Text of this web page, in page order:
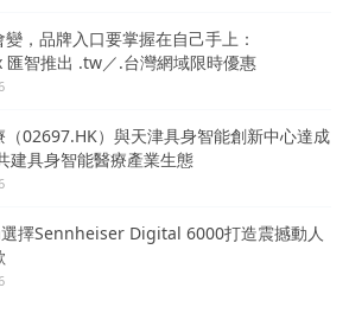
，品牌入口要掌握在自己手上：
智推出 .tw／.台灣網域限時優惠
（02697.HK）與天津具身智能創新中心達成
建具身智能醫療產業生態
擇Sennheiser Digital 6000打造震撼動人